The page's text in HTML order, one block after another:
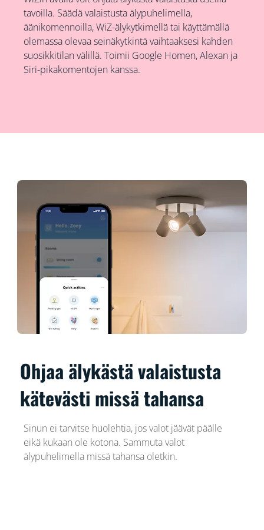
tavoilla. Säädä valaistusta älypuhelimella,
äänikomennoilla, WiZ-älykytkimellä tai käyttämällä
olemassa olevaa seinäkytkintä vaihtaaksesi kahden
suosikkitilan välillä. Toimii Google Homen, Alexan ja
Siri-pikakomentojen kanssa.
Ohjaa älykästä valaistusta
kätevästi missä tahansa
Sinun ei tarvitse huolehtia, jos valot jäävät päälle
eikä kukaan ole kotona. Sammuta valot
älypuhelimella missä tahansa oletkin.